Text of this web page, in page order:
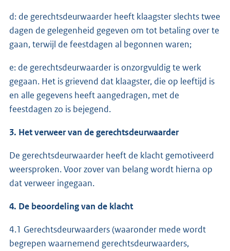
d: de gerechtsdeurwaarder heeft klaagster slechts twee
dagen de gelegenheid gegeven om tot betaling over te
gaan, terwijl de feestdagen al begonnen waren;
e: de gerechtsdeurwaarder is onzorgvuldig te werk
gegaan. Het is grievend dat klaagster, die op leeftijd is
en alle gegevens heeft aangedragen, met de
feestdagen zo is bejegend.
3. Het verweer van de gerechtsdeurwaarder
De gerechtsdeurwaarder heeft de klacht gemotiveerd
weersproken. Voor zover van belang wordt hierna op
dat verweer ingegaan.
4. De beoordeling van de klacht
4.1 Gerechtsdeurwaarders (waaronder mede wordt
begrepen waarnemend gerechts­deur­waar­ders,